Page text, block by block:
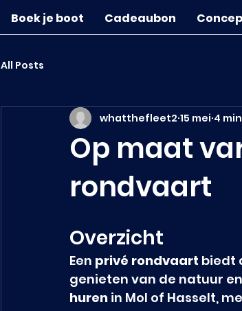
Boek je boot Cadeaubon
All Posts
Op maat
rondvaart
whatthefleet2 15 mei 4
Overzicht
Een privé rondvaart biedt
genieten van de natuur
huren in Mol of Hasselt,